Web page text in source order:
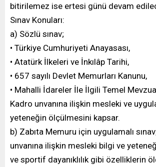
bitirilemez ise ertesi günü devam
Sınav Konuları:
a) Sözlü sınav;
• Türkiye Cumhuriyeti Anayasası,
• Atatürk İlkeleri ve İnkılâp Tarihi,
• 657 sayılı Devlet Memurları Kanunu,
• Mahalli İdareler İle İlgili Temel
Kadro unvanına ilişkin mesleki ve
yeteneğin ölçülmesini kapsar.
b) Zabıta Memuru için uygulamalı
unvanına ilişkin mesleki bilgi ve
ve sportif dayanıklılık gibi özelliklerin